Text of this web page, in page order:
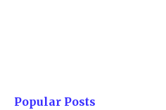
Popular Posts